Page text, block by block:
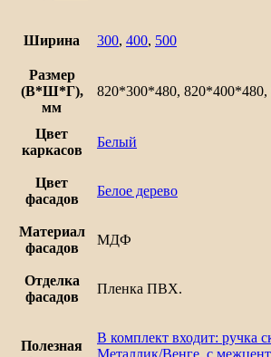
и
ящиком
Прага
Ширина 300, 400, 500
Размер
(В*Ш*Г),
мм
820*300*480,
Цвет
каркасов
Белый
Цвет
фасадов
Белое дерево
Материал
фасадов
МДФ
Отделка
фасадов
Пленка ПВХ.
Полезная
В комплект входит: ручка
Металлик/Венге, с